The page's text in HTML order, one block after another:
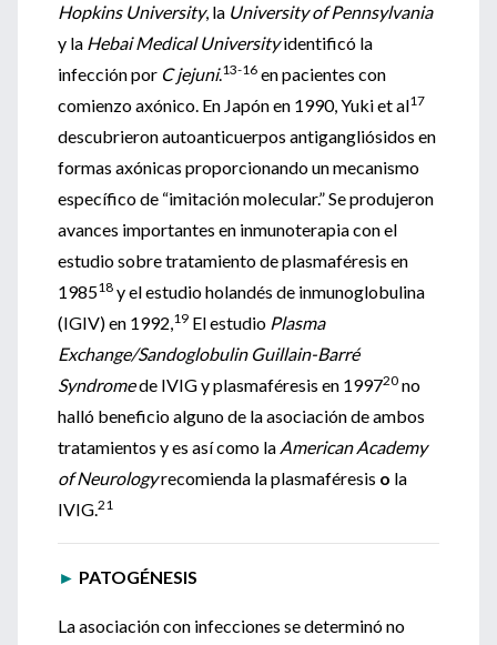
Hopkins University, la University of Pennsylvania
y la Hebai Medical Universityidentificó la
infección por C jejuni.13-16 en pacientes con
comienzo axónico. En Japón en 1990, Yuki et al17
descubrieron autoanticuerpos antigangliósidos en
formas axónicas proporcionando un mecanismo
específico de “imitación molecular.” Se produjeron
avances importantes en inmunoterapia con el
estudio sobre tratamiento de plasmaféresis en
198518 y el estudio holandés de inmunoglobulina
(IGIV) en 1992,19 El estudio Plasma
Exchange/Sandoglobulin Guillain-Barré
Syndromede IVIG y plasmaféresis en 199720 no
halló beneficio alguno de la asociación de ambos
tratamientos y es así como la American Academy
of Neurologyrecomienda la plasmaféresis o la
IVIG.21
► PATOGÉNESIS
La asociación con infecciones se determinó no